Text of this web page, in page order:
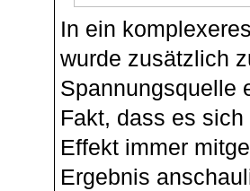
In ein
wurde zusätzlich
Spannungsquelle
Fakt, dass es
Effekt immer
Ergebnis